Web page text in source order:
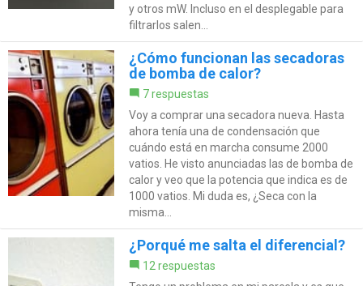
y otros mW. Incluso en el desplegable para
filtrarlos salen...
¿Cómo funcionan las secadoras
de bomba de calor?
7 respuestas
Voy a comprar una secadora nueva. Hasta
ahora tenía una de condensación que
cuándo está en marcha consume 2000
vatios. He visto anunciadas las de bomba de
calor y veo que la potencia que indica es de
1000 vatios. Mi duda es, ¿Seca con la
misma...
¿Porqué me salta el diferencial?
12 respuestas